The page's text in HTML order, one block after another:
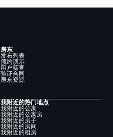
房东
发布列表
预约演示
租户筛查
验证合同
房东资源
我附近的热门地点
我附近的公寓
我附近的公寓房
我附近的房子
我附近的房间
我附近的租房